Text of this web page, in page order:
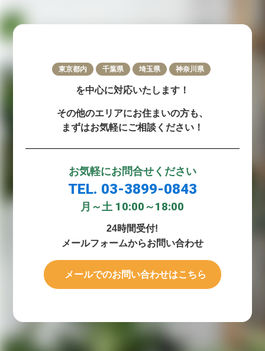
東京都内 千葉県 埼玉県 神奈川県
を中心に対応いたします！
その他のエリアにお住まいの方も、
まずはお気軽にご相談ください！
お気軽にお問合せください
TEL. 03-3899-0843
月～土 10:00～18:00
24時間受付!
メールフォームからお問い合わせ
メールでのお問い合わせはこちら